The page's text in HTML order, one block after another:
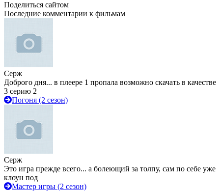
Поделиться сайтом
Последние комментарии к фильмам
Серж
Доброго дня... в плеере 1 пропала возможно скачать в качестве
3 серию 2
Погоня (2 сезон)
Серж
Это игра прежде всего... а болеющий за толпу, сам по себе уже
клоун под
Мастер игры (2 сезон)